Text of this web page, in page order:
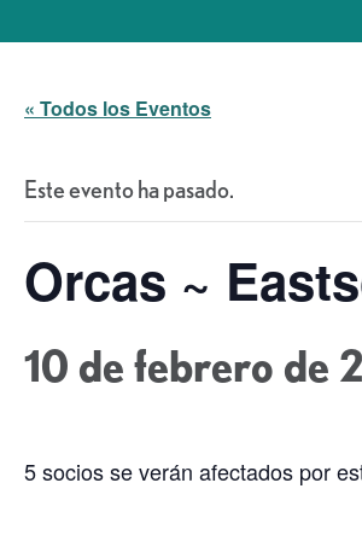
« Todos los Eventos
Este evento ha pasado.
Orcas ~
10 de febrero de
5 socios se verán afectados por